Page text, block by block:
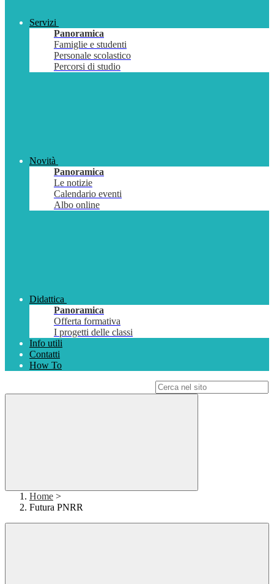
Servizi
Panoramica
Famiglie e studenti
Personale scolastico
Percorsi di studio
Novità
Panoramica
Le notizie
Calendario eventi
Albo online
Didattica
Panoramica
Offerta formativa
I progetti delle classi
Info utili
Contatti
How To
Home >
Futura PNRR